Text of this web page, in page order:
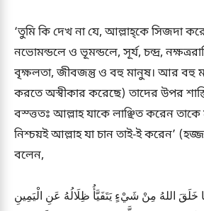
‘তুমি কি দেখ না যে, আল্লাহ্কে সিজদা
নভোমন্ডলে ও ভূমন্ডলে, সূর্য, চন্দ্র,
বৃক্ষলতা, জীবজন্তু ও বহু মানুষ। আর বহু
করতে অস্বীকার করেছে) তাদের উপর
বস্ত্ততঃ আল্লাহ যাকে লাঞ্ছিত করেন তাকে
নিশ্চয়ই আল্লাহ যা চান তাই-ই করেন’
বলেন,
خَلَقَ اللهُ مِنْ شَيْءٍ يَتَفَيَّأُ ظِلَالُهُ عَنِ الْيَمِينِ